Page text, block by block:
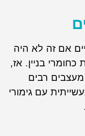
אם זה לא היה
כחומרי בניין. אז,
רבים
עם גימורי